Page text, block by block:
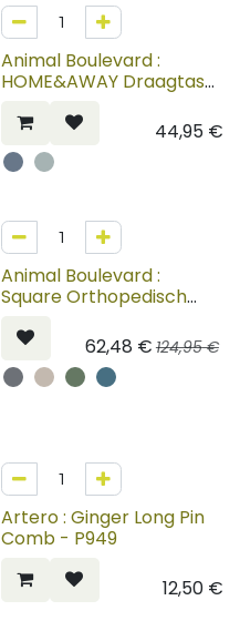
Animal Boulevard :
HOME&AWAY Draagtas
44,95€
50%
Animal Boulevard :
Square Orthopedisch
62,48 € 124,95€
Artero : Ginger Long Pin
Comb - P949
12,50€